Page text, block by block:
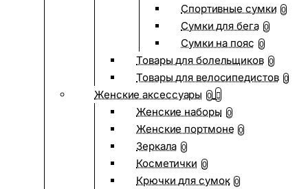
Спортивные сумки 0
Сумки для бега 0
Сумки на пояс 0
Товары для болельщиков 0
Товары для велосипедистов 0
Женские аксессуары 0
Женские наборы 0
Женские портмоне 0
Зеркала 0
Косметички 0
Крючки для сумок 0